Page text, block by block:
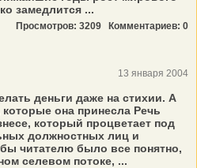
замедлится ...
Просмотров: 3209 Комментариев: 0
13 января 2004
деньги даже на стихии. А
она принесла Речь
который процветает под
должностных лиц и
читателю было все понятно,
селевом потоке, ...